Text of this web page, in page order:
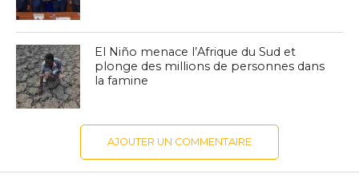
El Niño menace l’Afrique du Sud et
plonge des millions de personnes dans
la famine
AJOUTER UN COMMENTAIRE